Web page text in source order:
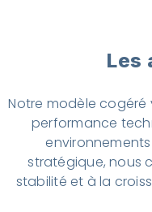
Les
Notre modèle
performance
stratégique, nous
stabilité et à la